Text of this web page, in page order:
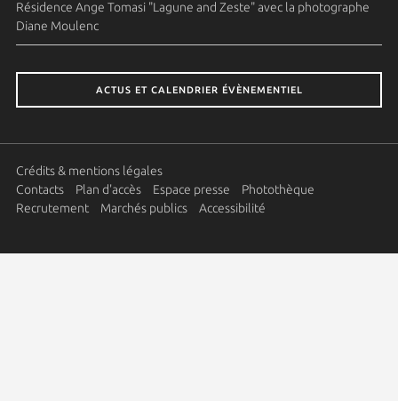
Résidence Ange Tomasi "Lagune and Zeste" avec la photographe
Diane Moulenc
ACTUS ET CALENDRIER ÉVÈNEMENTIEL
Crédits & mentions légales
Contacts
Plan d'accès Espace presse
Photothèque
Recrutement
Marchés publics Accessibilité